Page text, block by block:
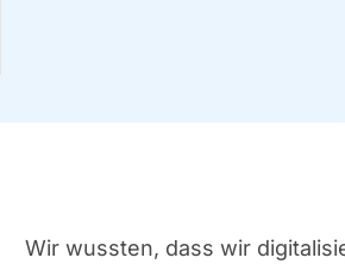
Wir wuss­ten, dass wir